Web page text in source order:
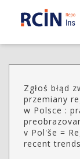
Zgłoś błąd
przemiany
w Polsce :
v Pol'še =
recent trends